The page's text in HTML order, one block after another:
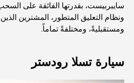
اكتشف جزيرة القمر في دبي: دليلك
استكشاف المواقع التاريخية في دبي:
سايبربيست، بقدرتها الفائقة على
ونظام التعليق المتطور، المشترين
ومستقبليةً، ومختلفةً تماماً.
سيارة تسلا رودستر